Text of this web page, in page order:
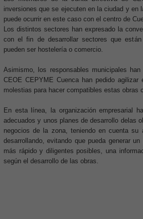
inversiones que se ejecuten en la ciudad y en
puede ocurrir en este caso con el centro de
Los distintos sectores han expresado la
con el fin de desarrollar sectores que
pueden ser hostelería o comercio.
Asimismo, los responsables municipales
CEOE CEPYME Cuenca han pedido
molestias para hacer compatibles estas obras
En esta línea, la organización empresarial
adecuados y unos planes de desarrollo delas
negocios de la zona, teniendo en cuenta
desarrollando, evitando que pueda generar
más rápido y diligentes posibles, una
según el desarrollo de las obras.